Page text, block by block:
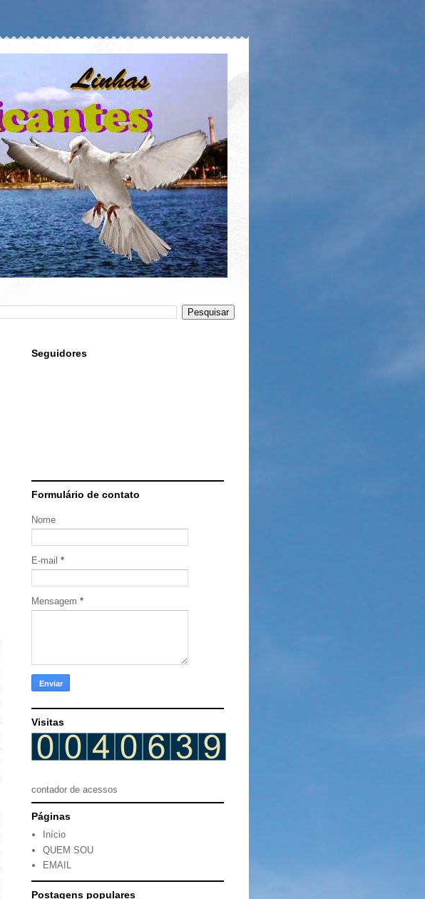
Seguidores
Formulário de contato
Nome
E-mail *
Mensagem *
Visitas
contador de acessos
Páginas
Início
QUEM SOU
EMAIL
Postagens populares